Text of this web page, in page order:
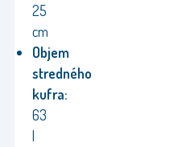
25
cm
Objem
stredného
kufra:
63
l